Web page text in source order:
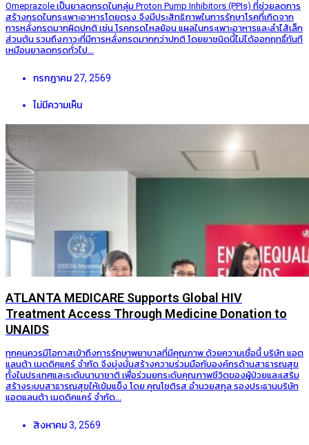
Omeprazole เป็นยาลดกรดในกลุ่ม Proton Pump Inhibitors (PPIs) ที่ช่วยลดการ
สร้างกรดในกระเพาะอาหารโดยตรง จึงมีประสิทธิภาพในการรักษาโรคที่เกิดจาก
การหลั่งกรดมากผิดปกติ เช่น โรคกรดไหลย้อน แผลในกระเพาะอาหารและลำไส้เล็ก
ส่วนต้น รวมถึงภาวะที่มีการหลั่งกรดมากกว่าปกติ โดยยาชนิดนี้ไม่ได้ออกฤทธิ์ทันที
เหมือนยาลดกรดทั่วไป...
กรกฎาคม 27, 2569
ไม่มีความเห็น
ATLANTA MEDICARE Supports Global HIV
Treatment Access Through Medicine Donation to
UNAIDS
ทุกคนควรมีโอกาสเข้าถึงการรักษาพยาบาลที่มีคุณภาพ ด้วยความเชื่อนี้ บริษัท แอต
แลนต้า เมดดิคแคร์ จำกัด จึงมุ่งมั่นสร้างความร่วมมือกับองค์กรด้านสาธารณสุข
ทั้งในประเทศและระดับนานาชาติ เพื่อร่วมยกระดับคุณภาพชีวิตของผู้ป่วยและเสริม
สร้างระบบสาธารณสุขให้เข้มแข็ง โดย คุณโชติรส อำนวยสกุล รองประธานบริษัท
แอตแลนต้า เมดดิคแคร์ จำกัด...
สิงหาคม 3, 2569